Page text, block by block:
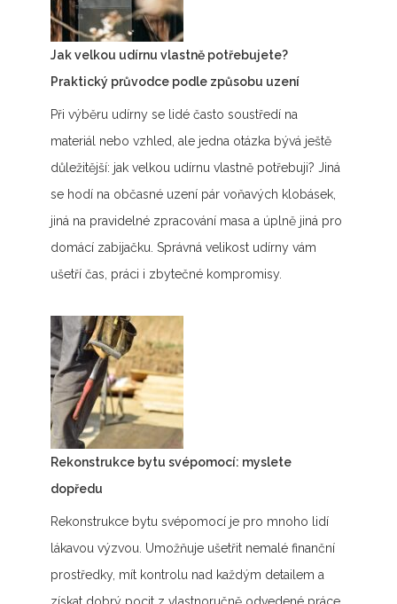
Jak velkou udírnu vlastně potřebujete?
Praktický průvodce podle způsobu uzení
Při výběru udírny se lidé často soustředí na
materiál nebo vzhled, ale jedna otázka bývá ještě
důležitější: jak velkou udírnu vlastně potřebuji? Jiná
se hodí na občasné uzení pár voňavých klobásek,
jiná na pravidelné zpracování masa a úplně jiná pro
domácí zabijačku. Správná velikost udírny vám
ušetří čas, práci i zbytečné kompromisy.
Rekonstrukce bytu svépomocí: myslete
dopředu
Rekonstrukce bytu svépomocí je pro mnoho lidí
lákavou výzvou. Umožňuje ušetřit nemalé finanční
prostředky, mít kontrolu nad každým detailem a
získat dobrý pocit z vlastnoručně odvedené práce.